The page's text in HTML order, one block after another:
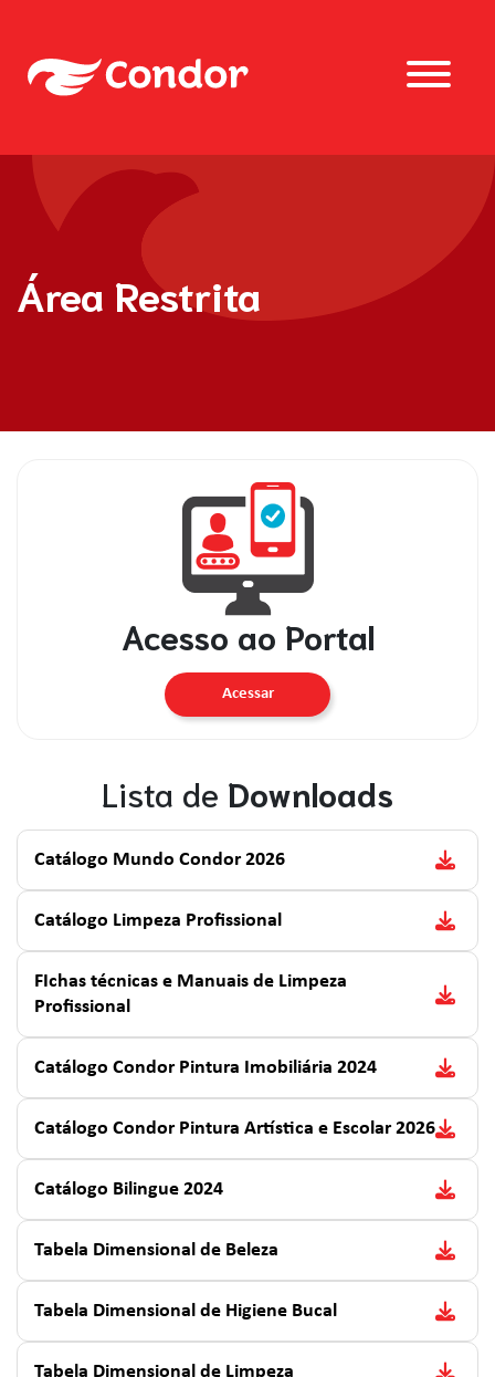
Área Restrita
Acesso ao Portal
Acessar
Lista de Downloads
Catálogo Mundo Condor 2026
Catálogo Limpeza Profissional
FIchas técnicas e Manuais de Limpeza
Profissional
Catálogo Condor Pintura Imobiliária 2024
Catálogo Condor Pintura Artística e Escolar 2026
Catálogo Bilingue 2024
Tabela Dimensional de Beleza
Tabela Dimensional de Higiene Bucal
Tabela Dimensional de Limpeza